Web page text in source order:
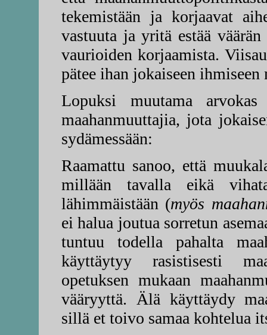
tekemistään ja korjaavat
vastuuta ja yritä estää
vaurioiden korjaamista.
pätee ihan jokaiseen
Lopuksi muutama
maahanmuuttajia, jota
sydämessään:
Raamattu sanoo, että
millään tavalla eikä
lähimmäistään (myös
ei halua joutua sorretun
tuntuu todella pahalta
käyttäytyy rasistisesti
opetuksen mukaan
vääryyttä. Älä käyttäydy
sillä et toivo samaa kohtelua